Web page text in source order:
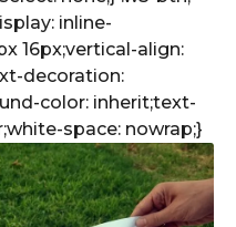
inline-
16px;vertical-align:
decoration:
color: inherit;text-
space: nowrap;}